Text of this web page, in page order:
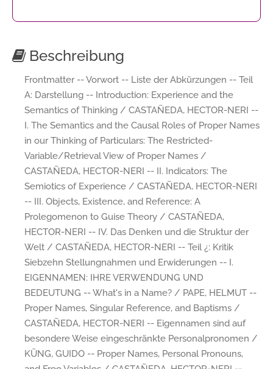
Beschreibung
Frontmatter -- Vorwort -- Liste der Abkürzungen -- Teil
A: Darstellung -- Introduction: Experience and the
Semantics of Thinking / CASTAÑEDA, HECTOR-NERI --
I. The Semantics and the Causal Roles of Proper Names
in our Thinking of Particulars: The Restricted-
Variable/Retrieval View of Proper Names /
CASTAÑEDA, HECTOR-NERI -- II. Indicators: The
Semiotics of Experience / CASTAÑEDA, HECTOR-NERI
-- III. Objects, Existence, and Reference: A
Prolegomenon to Guise Theory / CASTAÑEDA,
HECTOR-NERI -- IV. Das Denken und die Struktur der
Welt / CASTAÑEDA, HECTOR-NERI -- Teil ¿: Kritik
Siebzehn Stellungnahmen und Erwiderungen -- I.
EIGENNAMEN: IHRE VERWENDUNG UND
BEDEUTUNG -- What's in a Name? / PAPE, HELMUT --
Proper Names, Singular Reference, and Baptisms /
CASTAÑEDA, HECTOR-NERI -- Eigennamen sind auf
besondere Weise eingeschränkte Personalpronomen /
KÜNG, GUIDO -- Proper Names, Personal Pronouns,